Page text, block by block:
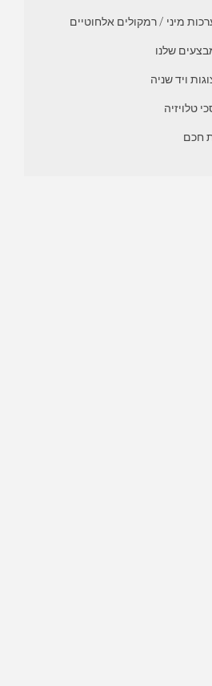
מיני / רמקולים אלחוטיים
שלנו
ויד שניה
טלויזיה
חכם